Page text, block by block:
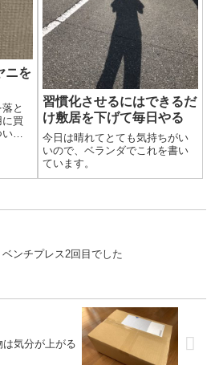
ニを
と
買
で
習慣化させるにはできるだ
け敷居を下げて毎日やる
今日は晴れてとても気持ちがい
いので、ベランダでこれを書い
ています。
ベンチプレス2回目でした
は気分が上がる